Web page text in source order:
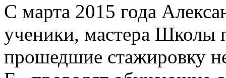
С марта 2015 года
ученики, мастера Школы
прошедшие стажировку